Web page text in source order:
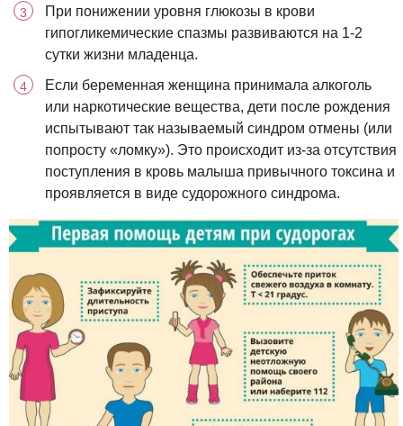
При понижении уровня глюкозы в крови
гипогликемические спазмы развиваются на 1-2
сутки жизни младенца.
Если беременная женщина принимала алкоголь
или наркотические вещества, дети после рождения
испытывают так называемый синдром отмены (или
попросту «ломку»). Это происходит из-за отсутствия
поступления в кровь малыша привычного токсина и
проявляется в виде судорожного синдрома.